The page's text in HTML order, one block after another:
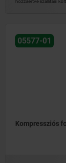
hozzáértve szállítási
05577-01
Kompressziós